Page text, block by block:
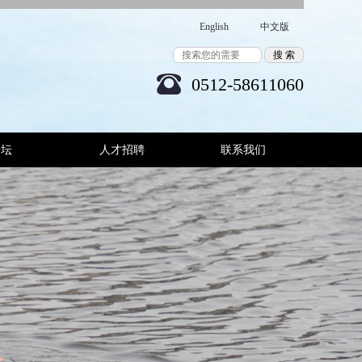
English 中文版
0512-58611060
人才招聘 联系我们